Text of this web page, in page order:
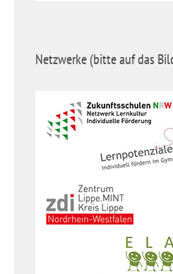
Netzwerke (bitte auf das